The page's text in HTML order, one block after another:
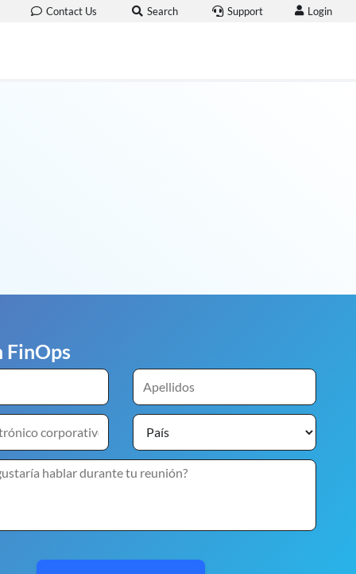
Contact Us Search Support Login
FinOps